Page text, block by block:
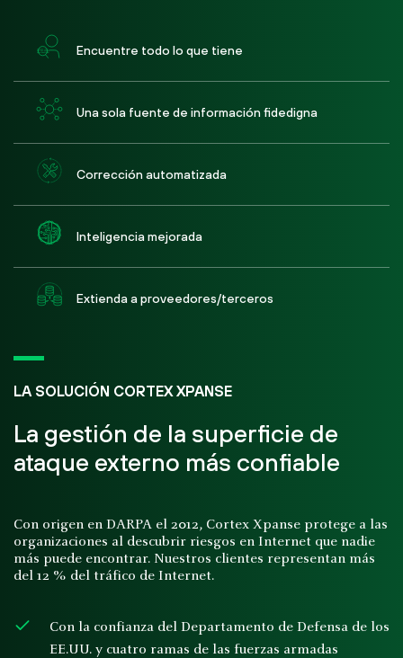
LA SOLUCIÓN CORTEX XPANSE
La gestión de la superficie de
ataque externo más confiable
Con origen en DARPA el 2012, Cortex Xpanse protege a las
organizaciones al descubrir riesgos en Internet que nadie
más puede encontrar. Nuestros clientes representan más
del 12 % del tráfico de Internet.
Con la confianza del Departamento de Defensa de los
EE.UU. y cuatro ramas de las fuerzas armadas
Encuentre todo lo que tiene
Una sola fuente de información fidedigna
Corrección automatizada
Inteligencia mejorada
Extienda a proveedores/terceros